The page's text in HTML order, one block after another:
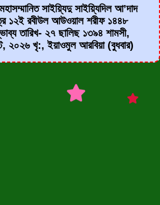
সাইয়্যিদু সাইয়্যিদিল আ’দাদ
১২ই রবীউল আউওয়াল শরীফ ১৪৪৮
তারিখ- ২৭ ছালিছ ১৩৯৪ শামসী,
২০২৬ খৃ:, ইয়াওমুল আরবিয়া (বুধবার)